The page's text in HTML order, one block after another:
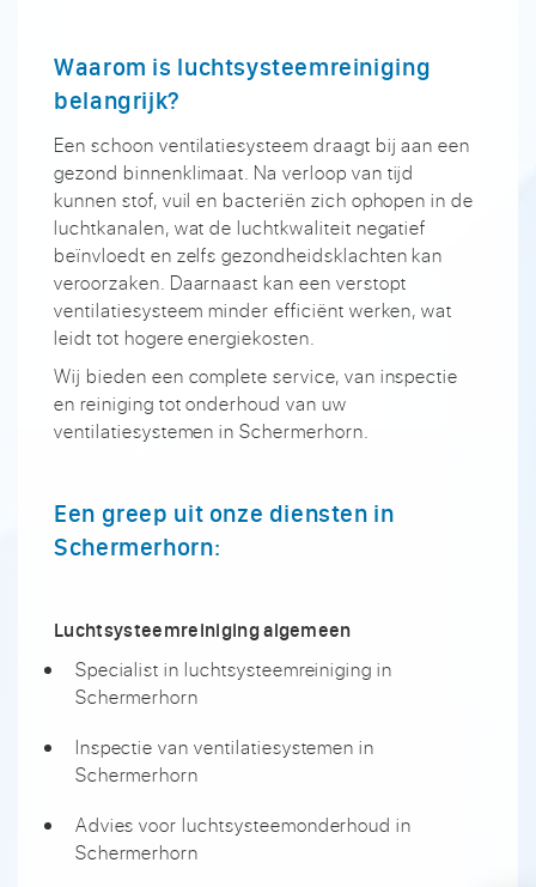
Waarom is luchtsysteemreiniging
belangrijk?
Een schoon ventilatiesysteem draagt bij aan een
gezond binnenklimaat. Na verloop van tijd
kunnen stof, vuil en bacteriën zich ophopen in de
luchtkanalen, wat de luchtkwaliteit negatief
beïnvloedt en zelfs gezondheidsklachten kan
veroorzaken. Daarnaast kan een verstopt
ventilatiesysteem minder efficiënt werken, wat
leidt tot hogere energiekosten.
Wij bieden een complete service, van inspectie
en reiniging tot onderhoud van uw
ventilatiesystemen in Schermerhorn.
Een greep uit onze diensten in
Schermerhorn:
Luchtsysteemreiniging algemeen
Specialist in luchtsysteemreiniging in
Schermerhorn
Inspectie van ventilatiesystemen in
Schermerhorn
Advies voor luchtsysteemonderhoud in
Schermerhorn